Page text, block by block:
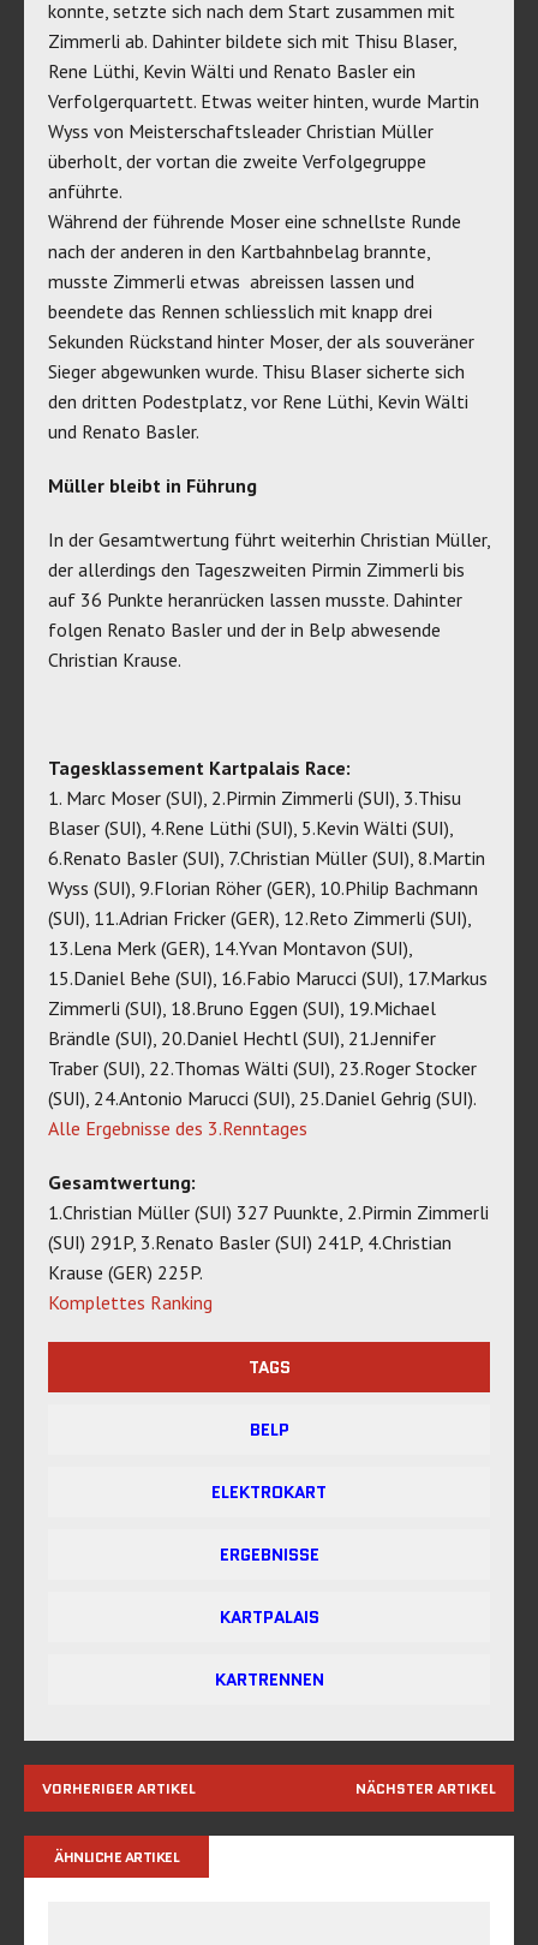
konnte, setzte sich nach dem Start zusammen mit
Zimmerli ab. Dahinter bildete sich mit Thisu Blaser,
Rene Lüthi, Kevin Wälti und Renato Basler ein
Verfolgerquartett. Etwas weiter hinten, wurde Martin
Wyss von Meisterschaftsleader Christian Müller
überholt, der vortan die zweite Verfolgegruppe
anführte.
Während der führende Moser eine schnellste Runde
nach der anderen in den Kartbahnbelag brannte,
musste Zimmerli etwas abreissen lassen und
beendete das Rennen schliesslich mit knapp drei
Sekunden Rückstand hinter Moser, der als souveräner
Sieger abgewunken wurde. Thisu Blaser sicherte sich
den dritten Podestplatz, vor Rene Lüthi, Kevin Wälti
und Renato Basler.
Müller bleibt in Führung
In der Gesamtwertung führt weiterhin Christian Müller,
der allerdings den Tageszweiten Pirmin Zimmerli bis
auf 36 Punkte heranrücken lassen musste. Dahinter
folgen Renato Basler und der in Belp abwesende
Christian Krause.
Tagesklassement Kartpalais Race:
1. Marc Moser (SUI), 2.Pirmin Zimmerli (SUI), 3.Thisu
Blaser (SUI), 4.Rene Lüthi (SUI), 5.Kevin Wälti (SUI),
6.Renato Basler (SUI), 7.Christian Müller (SUI), 8.Martin
Wyss (SUI), 9.Florian Röher (GER), 10.Philip Bachmann
(SUI), 11.Adrian Fricker (GER), 12.Reto Zimmerli (SUI),
13.Lena Merk (GER), 14.Yvan Montavon (SUI),
15.Daniel Behe (SUI), 16.Fabio Marucci (SUI), 17.Markus
Zimmerli (SUI), 18.Bruno Eggen (SUI), 19.Michael
Brändle (SUI), 20.Daniel Hechtl (SUI), 21.Jennifer
Traber (SUI), 22.Thomas Wälti (SUI), 23.Roger Stocker
(SUI), 24.Antonio Marucci (SUI), 25.Daniel Gehrig (SUI).
Alle Ergebnisse des 3.Renntages
Gesamtwertung:
1.Christian Müller (SUI) 327 Puunkte, 2.Pirmin Zimmerli
(SUI) 291P, 3.Renato Basler (SUI) 241P, 4.Christian
Krause (GER) 225P.
Komplettes Ranking
TAGS
BELP
ELEKTROKART
ERGEBNISSE
KARTPALAIS
KARTRENNEN
VORHERIGER ARTIKEL NÄCHSTER ARTIKEL
ÄHNLICHE ARTIKEL